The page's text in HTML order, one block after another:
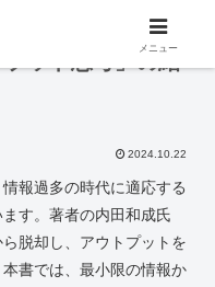
ット思考」の紹
2024.10.22
報過多の時代に適応する
す。著者の内田和成氏
脱却し、アウトプットを
書では、最小限の情報か
メニュー